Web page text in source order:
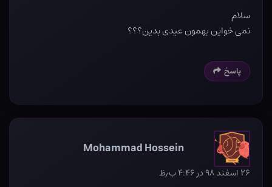
سلام
نمی خواین بهمون عیدی بدین؟؟؟
پاسخ
Mohammad Hossein
۲۶ اسفند ۹۸ در ۴:۴۶ ب٫ظ